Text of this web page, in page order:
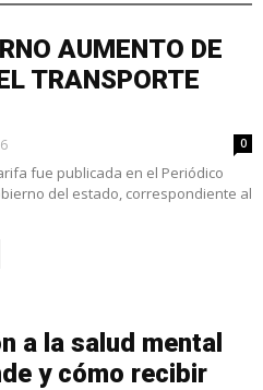
AUMENTO DE
TRANSPORTE
0
fue publicada en el Periódico
del estado, correspondiente al
a la salud mental
y cómo recibir